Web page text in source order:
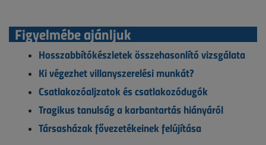
Figyelmébe ajánljuk
Hosszabbítókészletek összehasonlító vizsgálata
Ki végezhet villanyszerelési munkát?
Csatlakozóaljzatok és csatlakozódugók
Tragikus tanulság a karbantartás hiányáról
Társasházak fővezetékeinek felújítása